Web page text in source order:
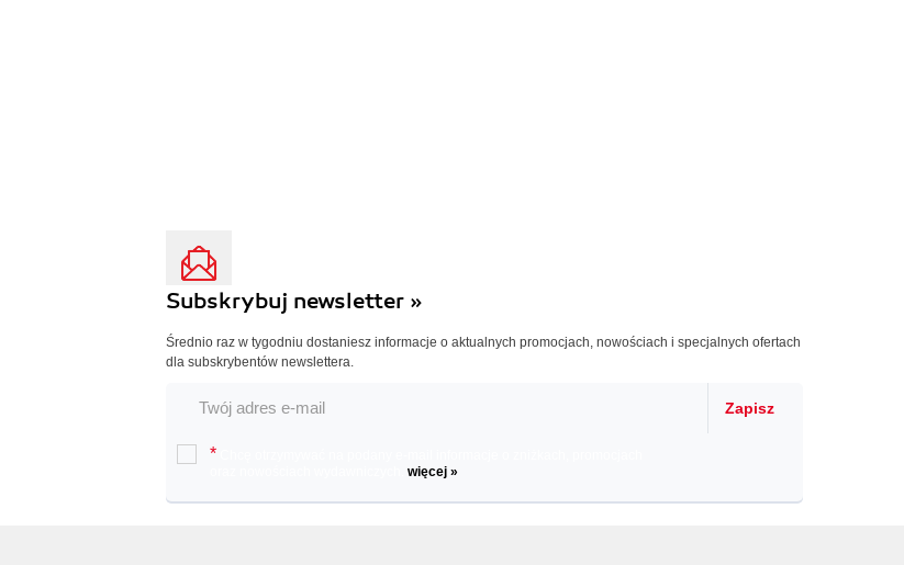
Subskrybuj newsletter »
Średnio raz w tygodniu dostaniesz informacje o aktualnych promocjach, nowościach i specjalnych ofertach
dla subskrybentów newslettera.
Zapisz
*
więcej »